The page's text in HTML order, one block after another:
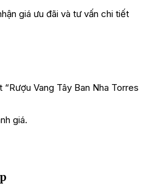
giá ưu đãi và tư vấn chi tiết
Vang Tây Ban Nha Torres
giá.